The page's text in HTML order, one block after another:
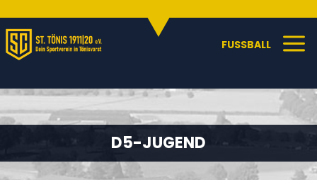
C
FUSSBALL a
D5-JUGEND